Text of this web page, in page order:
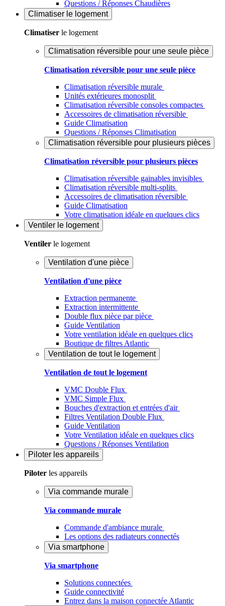
Questions / Réponses Chaudières
Climatiser le logement
Climatiser le logement
Climatisation réversible pour une seule pièce
Climatisation réversible pour une seule pièce
Climatisation réversible murale
Unités extérieures monosplit
Climatisation réversible consoles compactes
Accessoires de climatisation réversible
Guide Climatisation
Questions / Réponses Climatisation
Climatisation réversible pour plusieurs pièces
Climatisation réversible pour plusieurs pièces
Climatisation réversible gainables invisibles
Climatisation réversible multi-splits
Accessoires de climatisation réversible
Guide Climatisation
Votre climatisation idéale en quelques clics
Ventiler le logement
Ventiler le logement
Ventilation d'une pièce
Ventilation d'une pièce
Extraction permanente
Extraction intermittente
Double flux pièce par pièce
Guide Ventilation
Votre ventilation idéale en quelques clics
Boutique de filtres Atlantic
Ventilation de tout le logement
Ventilation de tout le logement
VMC Double Flux
VMC Simple Flux
Bouches d'extraction et entrées d'air
Filtres Ventilation Double Flux
Guide Ventilation
Votre Ventilation idéale en quelques clics
Questions / Réponses Ventilation
Piloter les appareils
Piloter les appareils
Via commande murale
Via commande murale
Commande d'ambiance murale
Les options des radiateurs connectés
Via smartphone
Via smartphone
Solutions connectées
Guide connectivité
Entrez dans la maison connectée Atlantic